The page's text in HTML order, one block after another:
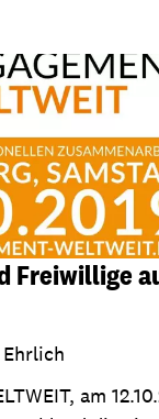
Freiwillige
am